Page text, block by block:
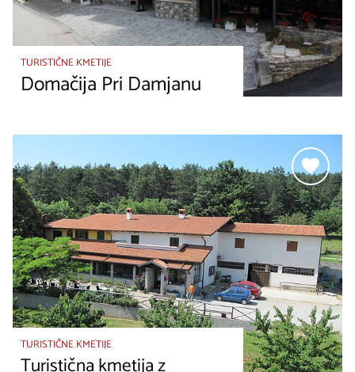
TURISTIČNE KMETIJE
Domačija Pri Damjanu
TURISTIČNE KMETIJE
Turistična kmetija z